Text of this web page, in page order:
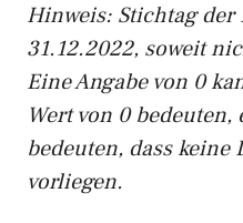
Hinweis: Stichtag
31.12.2022, soweit
Eine Angabe von 0
Wert von 0
bedeuten, dass keine
vorliegen.